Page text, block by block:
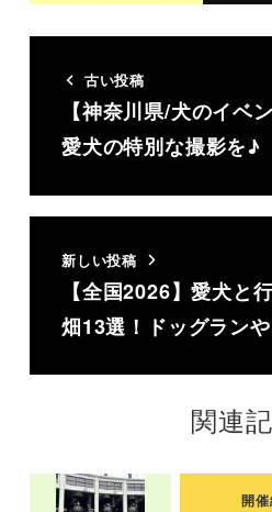
古い投稿
【神奈川県/犬のイベ
愛犬の特別な撮影を
新しい投稿
【全国2026】愛犬と
畑13選！ドッグラン
関連
開